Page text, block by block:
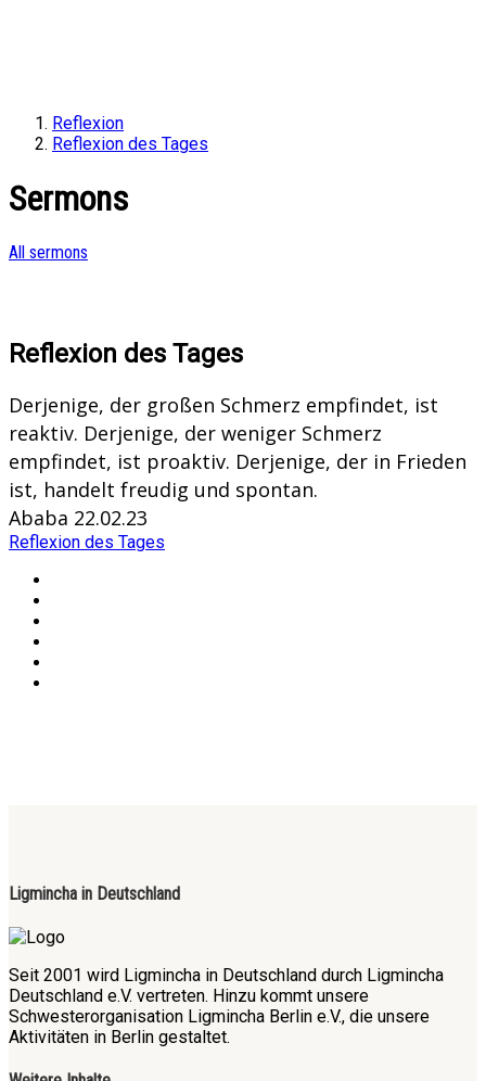
Reflexion
Reflexion des Tages
Sermons
All sermons
Reflexion des Tages
Derjenige, der großen Schmerz empfindet, ist
reaktiv. Derjenige, der weniger Schmerz
empfindet, ist proaktiv. Derjenige, der in Frieden
ist, handelt freudig und spontan.
Ababa 22.02.23
Reflexion des Tages
Ligmincha in Deutschland
Seit 2001 wird Ligmincha in Deutschland durch Ligmincha
Deutschland e.V. vertreten. Hinzu kommt unsere
Schwesterorganisation Ligmincha Berlin e.V., die unsere
Aktivitäten in Berlin gestaltet.